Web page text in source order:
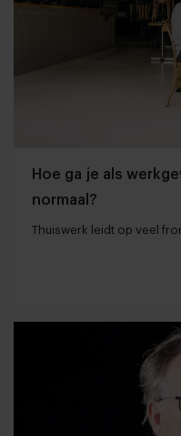
Hoe ga je als
normaal?
Thuiswerk leidt op veel